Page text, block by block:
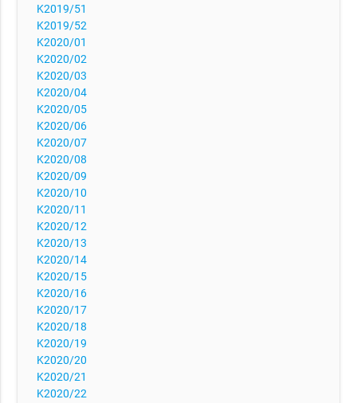
K2019/51
K2019/52
K2020/01
K2020/02
K2020/03
K2020/04
K2020/05
K2020/06
K2020/07
K2020/08
K2020/09
K2020/10
K2020/11
K2020/12
K2020/13
K2020/14
K2020/15
K2020/16
K2020/17
K2020/18
K2020/19
K2020/20
K2020/21
K2020/22